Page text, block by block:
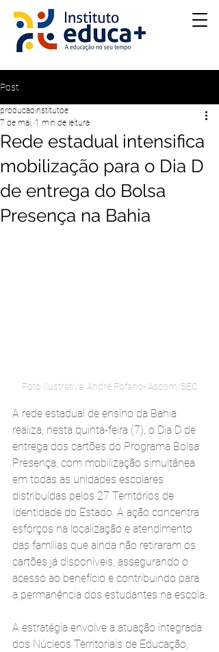
Post
Rede estadual intensifica
mobilização para o Dia D
de entrega do Bolsa
Presença na Bahia
producaoinstitutoe
7 de mai. 1 min de leitura
Foto Ilustrativa: André Fofano- Ascom/SEC
A rede estadual de ensino da Bahia
realiza, nesta quinta-feira (7), o Dia D de
entrega dos cartões do Programa Bolsa
Presença, com mobilização simultânea
em todas as unidades escolares
distribuídas pelos 27 Territórios de
Identidade do Estado. A ação concentra
esforços na localização e atendimento
das famílias que ainda não retiraram os
cartões já disponíveis, assegurando o
acesso ao benefício e contribuindo para
a permanência dos estudantes na escola.
A estratégia envolve a atuação integrada
dos Núcleos Territoriais de Educação,